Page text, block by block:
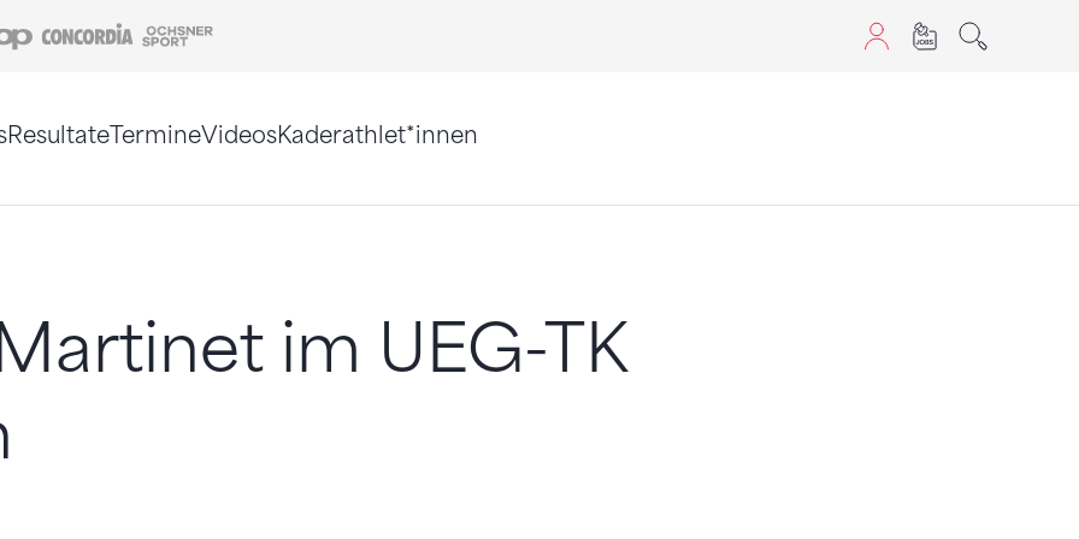
Coop Concordia
ResultateTermineVideosKaderathlet*innen
im UEG-TK